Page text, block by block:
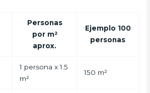
Personas
por m²
aprox.
Ejemplo 100
personas
1 persona x 1.5
m²
150 m²